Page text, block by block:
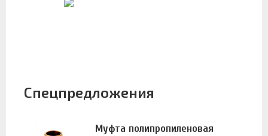
Спецпредложения
Муфта полипропиленовая